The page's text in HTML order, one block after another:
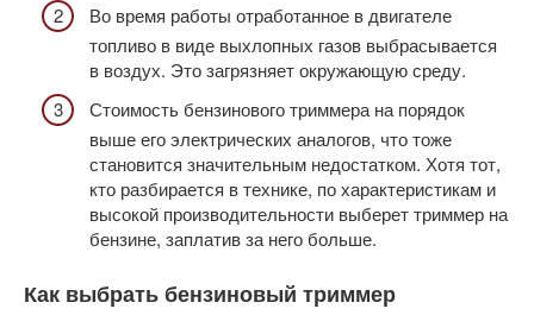
Во время работы отработанное в двигателе
топливо в виде выхлопных газов выбрасывается
в воздух. Это загрязняет окружающую среду.
Стоимость бензинового триммера на порядок
выше его электрических аналогов, что тоже
становится значительным недостатком. Хотя тот,
кто разбирается в технике, по характеристикам и
высокой производительности выберет триммер на
бензине, заплатив за него больше.
Как выбрать бензиновый триммер